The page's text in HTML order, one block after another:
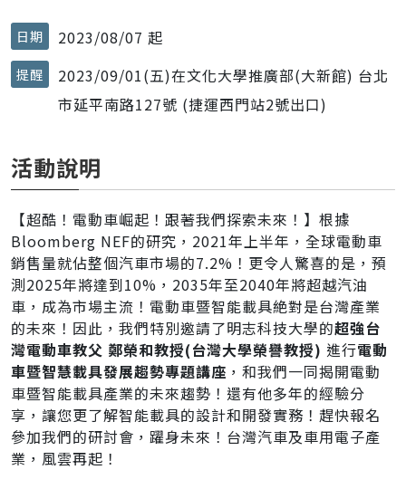
日期 2023/08/07 起
提醒
2023/09/01(五)在文化大學推廣部(大新館) 台北
市延平南路127號 (捷運西門站2號出口)
活動說明
【超酷！電動車崛起！跟著我們探索未來！】根據
Bloomberg NEF的研究，2021年上半年，全球電動車
銷售量就佔整個汽車市場的7.2%！更令人驚喜的是，預
測2025年將達到10%，2035年至2040年將超越汽油
車，成為市場主流！電動車暨智能載具絶對是台灣產業
的未來！因此，我們特別邀請了明志科技大學的超強台
灣電動車教父 鄭榮和教授(台灣大學榮譽教授) 進行電動
車暨智慧載具發展趨勢專題講座 ，和我們一同揭開電動
車暨智能載具產業的未來趨勢！還有他多年的經驗分
享，讓您更了解智能載具的設計和開發實務！趕快報名
參加我們的研討會，躍身未來！台灣汽車及車用電子產
業，風雲再起！